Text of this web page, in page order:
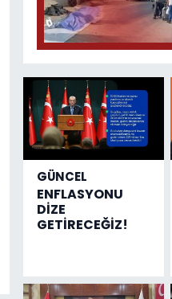
GÜNCEL
ENFLASYONU
DİZE
GETİRECEĞİZ!